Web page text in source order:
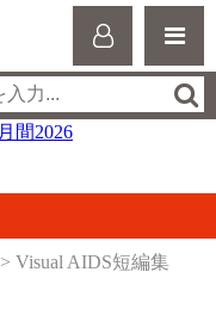
> Visual AIDS短編集